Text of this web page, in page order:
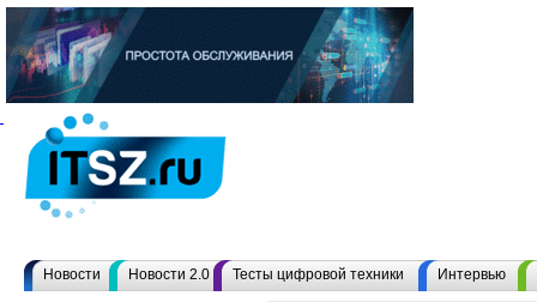
Новости Новости 2.0 Тесты цифровой техники Интервью